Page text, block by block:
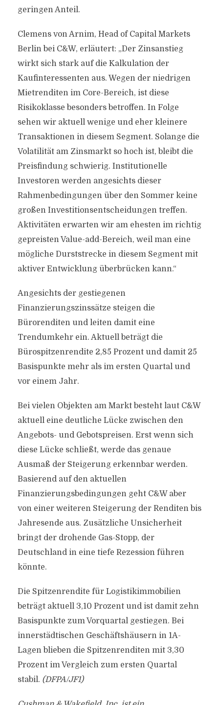
geringen Anteil.
Clemens von Arnim, Head of Capital Markets
Berlin bei C&W, erläutert: „Der Zinsanstieg
wirkt sich stark auf die Kalkulation der
Kaufinteressenten aus. Wegen der niedrigen
Mietrenditen im Core-Bereich, ist diese
Risikoklasse besonders betroffen. In Folge
sehen wir aktuell wenige und eher kleinere
Transaktionen in diesem Segment. Solange die
Volatilität am Zinsmarkt so hoch ist, bleibt die
Preisfindung schwierig. Institutionelle
Investoren werden angesichts dieser
Rahmenbedingungen über den Sommer keine
großen Investitionsentscheidungen treffen.
Aktivitäten erwarten wir am ehesten im richtig
gepreisten Value-add-Bereich, weil man eine
mögliche Durststrecke in diesem Segment mit
aktiver Entwicklung überbrücken kann.“
Angesichts der gestiegenen
Finanzierungszinssätze steigen die
Bürorenditen und leiten damit eine
Trendumkehr ein. Aktuell beträgt die
Bürospitzenrendite 2,85 Prozent und damit 25
Basispunkte mehr als im ersten Quartal und
vor einem Jahr.
Bei vielen Objekten am Markt besteht laut C&W
aktuell eine deutliche Lücke zwischen den
Angebots- und Gebotspreisen. Erst wenn sich
diese Lücke schließt, werde das genaue
Ausmaß der Steigerung erkennbar werden.
Basierend auf den aktuellen
Finanzierungsbedingungen geht C&W aber
von einer weiteren Steigerung der Renditen bis
Jahresende aus. Zusätzliche Unsicherheit
bringt der drohende Gas-Stopp, der
Deutschland in eine tiefe Rezession führen
könnte.
Die Spitzenrendite für Logistikimmobilien
beträgt aktuell 3,10 Prozent und ist damit zehn
Basispunkte zum Vorquartal gestiegen. Bei
innerstädtischen Geschäftshäusern in 1A-
Lagen blieben die Spitzenrenditen mit 3,30
Prozent im Vergleich zum ersten Quartal
stabil. (DFPA/JF1)